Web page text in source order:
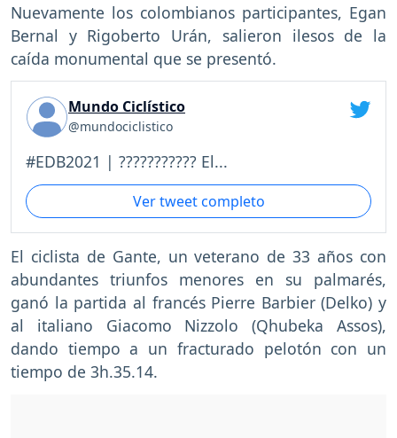
Nuevamente los colombianos participantes, Egan
Bernal y Rigoberto Urán, salieron ilesos de la
caída monumental que se presentó.
Mundo Ciclístico
@mundociclistico
#EDB2021 | ??????????? El...
Ver tweet completo
El ciclista de Gante, un veterano de 33 años con
abundantes triunfos menores en su palmarés,
ganó la partida al francés Pierre Barbier (Delko) y
al italiano Giacomo Nizzolo (Qhubeka Assos),
dando tiempo a un fracturado pelotón con un
tiempo de 3h.35.14.